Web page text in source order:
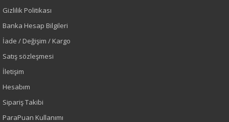
Sezon
Yaş Grubu
Gizlilik Politikası
Banka Hesap Bilgileri
İade / Değişim / Kargo
Satış sözleşmesi
İletişim
Hesabım
Sipariş Takibi
ParaPuan Kullanımı